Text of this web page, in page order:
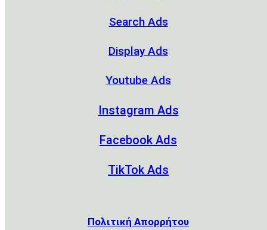
Search Ads
Display Ads
Youtube Ads
Instagram Ads
Facebook Ads
TikTok Ads
Πολιτική Απορρήτου